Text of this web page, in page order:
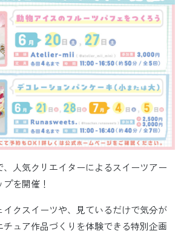
人気クリエイターによるスイーツアー
を開催！
クスイーツや、見ているだけで気分が
チュア作品づくりを体験できる特別企画